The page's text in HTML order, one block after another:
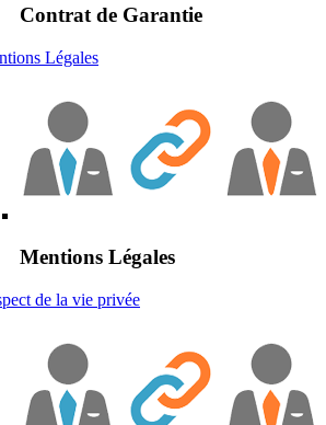
Contrat de Garantie
Légales
Mentions Légales
de la vie privée